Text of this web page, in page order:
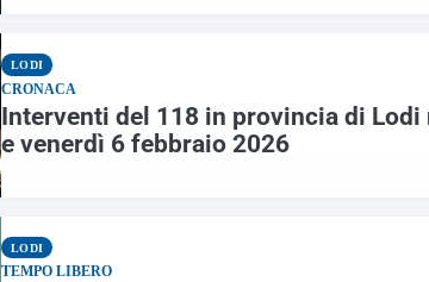
LODI
CRONACA
Interventi del 118 in provincia di
e venerdì 6 febbraio 2026
LODI
TEMPO LIBERO